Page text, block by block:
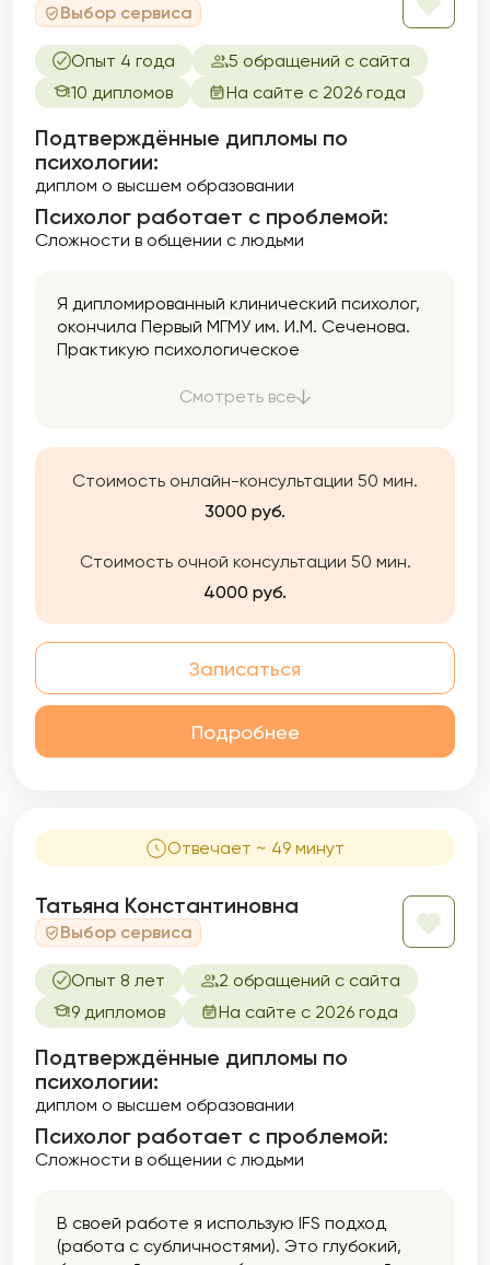
Выбор сервиса
Опыт 4 года
5 обращений с сайта
10 дипломов
На сайте с 2026 года
Подтверждённые дипломы по
психологии:
диплом о высшем образовании
Психолог работает с проблемой:
Сложности в общении с людьми
Я дипломированный клинический психолог,
окончила Первый МГМУ им. И.М. Сеченова.
Практикую психологическое
года при поддержке супервизора и
и психодраме.
Смотреть все
Стоимость онлайн-консультации 50 мин.
3000 руб.
Стоимость очной консультации 50 мин.
4000 руб.
Записаться
Подробнее
Отвечает ~ 49 минут
Татьяна Константиновна
Выбор сервиса
Опыт 8 лет
2 обращений с сайта
9 дипломов
На сайте с 2026 года
Подтверждённые дипломы по
психологии:
диплом о высшем образовании
Психолог работает с проблемой:
Сложности в общении с людьми
В своей работе я использую IFS подход
(работа с субличностями). Это глубокий,